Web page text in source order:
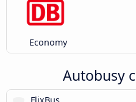
Economy
Autobusy